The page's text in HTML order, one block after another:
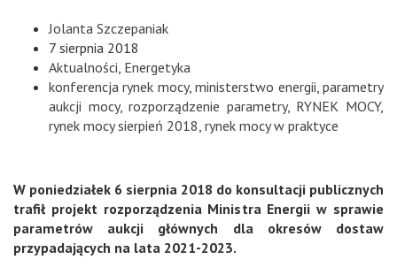
Jolanta Szczepaniak
7 sierpnia 2018
Aktualności Energetyka
konferencja rynek mocy,ministerstwo energii ,parametry
aukcji mocy,rozporządzenie parametry, RYNEK MOCY,
rynek mocy sierpień 2018 rynek mocy w praktyce
W poniedziałek 6 sierpnia 2018 do konsultacji publicznych
trafił projekt rozporządzenia Ministra Energii w sprawie
parametrów aukcji głównych dla okresów dostaw
przypadających na lata 2021-2023.